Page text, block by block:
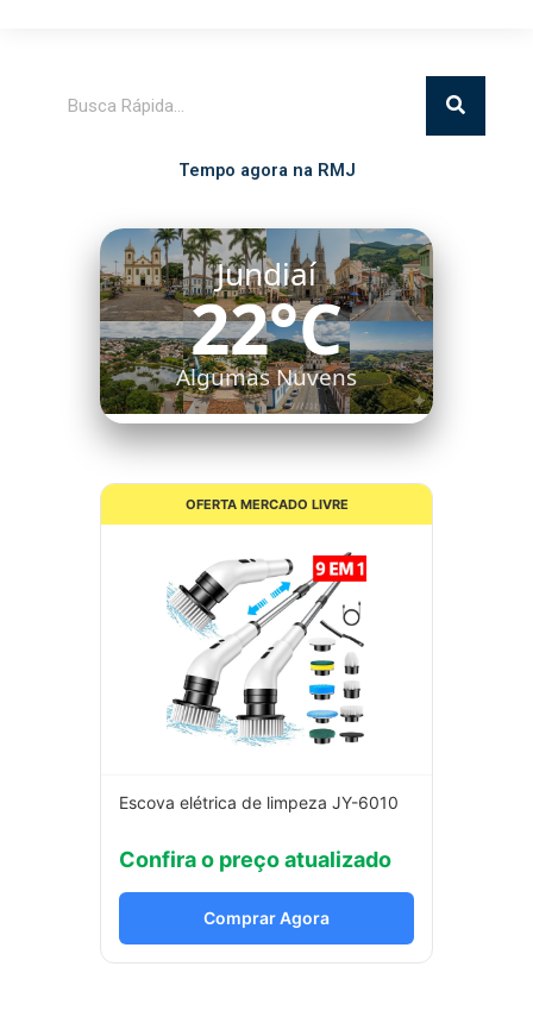
Tempo agora na RMJ
Jundiaí
22°C
Algumas Nuvens
OFERTA MERCADO LIVRE
Escova elétrica de limpeza JY-6010
Confira o preço atualizado
Comprar Agora